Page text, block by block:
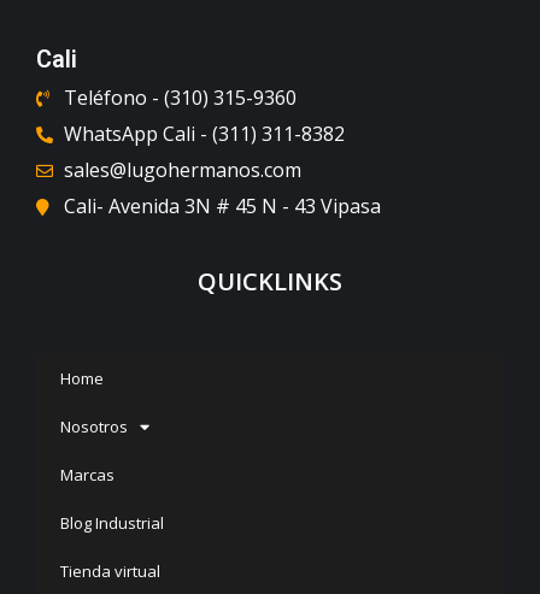
Cali
Teléfono - (310) 315-9360
WhatsApp Cali - (311) 311-8382
sales@lugohermanos.com
Cali- Avenida 3N # 45 N - 43 Vipasa
QUICKLINKS
Home
Nosotros
Marcas
Blog Industrial
Tienda virtual